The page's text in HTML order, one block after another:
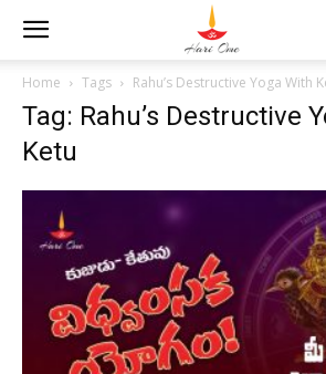
Home Tags Rahu’s Destructive Yoga With
Tag: Rahu’s Destructive
Ketu